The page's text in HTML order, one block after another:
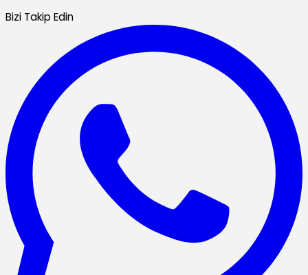
Bizi Takip Edin